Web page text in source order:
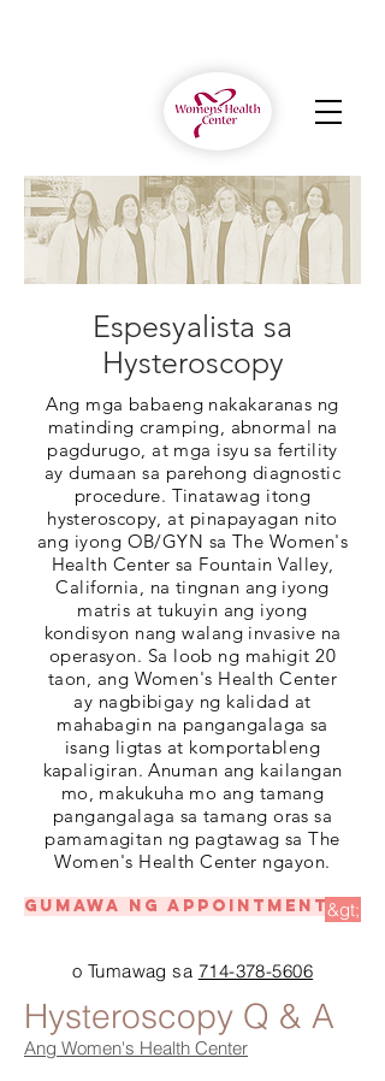
Espesyalista sa
Hysteroscopy
Ang mga babaeng nakakaranas ng
matinding cramping, abnormal na
pagdurugo, at mga isyu sa fertility
ay dumaan sa parehong diagnostic
procedure. Tinatawag itong
hysteroscopy, at pinapayagan nito
ang iyong OB/GYN sa The Women's
Health Center sa Fountain Valley,
California, na tingnan ang iyong
matris at tukuyin ang iyong
kondisyon nang walang invasive na
operasyon. Sa loob ng mahigit 20
taon, ang Women's Health Center
ay nagbibigay ng kalidad at
mahabagin na pangangalaga sa
isang ligtas at komportableng
kapaligiran. Anuman ang kailangan
mo, makukuha mo ang tamang
pangangalaga sa tamang oras sa
pamamagitan ng pagtawag sa The
Women's Health Center ngayon.
Gumawa ng appointment&gt;
o Tumawag sa 714-378-5606
Hysteroscopy Q & A
Ang Women's Health Center